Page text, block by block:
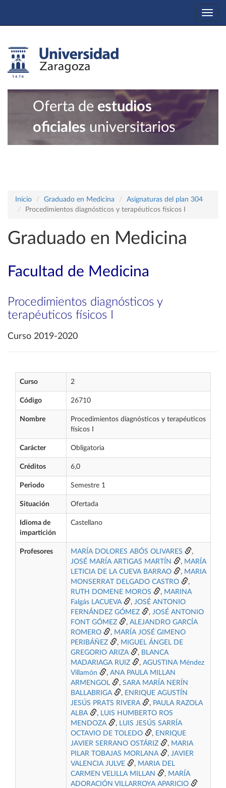
Oferta de estudios
oficiales universitarios
Inicio Graduado en Medicina
Asignaturas del plan 304
Procedimientos diagnósticos y terapéuticos físicos I
Graduado en Medicina
Facultad de Medicina
Procedimientos diagnósticos y
terapéuticos físicos I
Curso 2019-2020
Curso 2
Código 26710
Nombre
Procedimientos diagnósticos y terapéuticos
físicos I
Carácter Obligatoria
Créditos 6,0
Periodo Semestre 1
Situación Ofertada
Idioma de
impartición
Castellano
Profesores MARÍA DOLORES ABÓS OLIVARES
,
JOSÉ MARÍA ARTIGAS MARTÍN
, MARÍA
LETICIA DE LA CUEVA BARRAO
, MARIA
MONSERRAT DELGADO CASTRO
,
RUTH DOMENE MOROS
, MARINA
Falgás LACUEVA
, JOSÉ ANTONIO
FERNÁNDEZ GÓMEZ
, JOSÉ ANTONIO
FONT GÓMEZ
, ALEJANDRO GARCÍA
ROMERO
, MARÍA JOSÉ GIMENO
PERIBÁÑEZ
, MIGUEL ÁNGEL DE
GREGORIO ARIZA
, BLANCA
MADARIAGA RUIZ
, AGUSTINA Méndez
Villamón
, ANA PAULA MILLAN
ARMENGOL
, SARA MARÍA NERÍN
BALLABRIGA
, ENRIQUE AGUSTÍN
JESÚS PRATS RIVERA
, PAULA RAZOLA
ALBA
, LUIS HUMBERTO ROS
MENDOZA
, LUIS JESÚS SARRÍA
OCTAVIO DE TOLEDO
, ENRIQUE
JAVIER SERRANO OSTÁRIZ
, MARIA
PILAR TOBAJAS MORLANA
, JAVIER
VALENCIA JULVE
, MARIA DEL
CARMEN VELILLA MILLAN
, MARÍA
ADORACIÓN VILLARROYA APARICIO